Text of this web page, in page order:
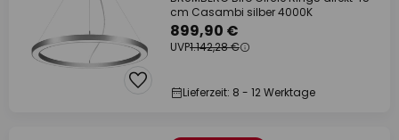
cm Casambi silber 4000K
899,90 €
UVP1.142,28 €
Lieferzeit: 8 - 12 Werktage